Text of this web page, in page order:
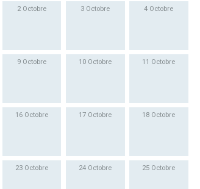
2 Octobre 3 Octobre 4 Octobre
9 Octobre 10 Octobre 11 Octobre
16 Octobre 17 Octobre 18 Octobre
23 Octobre 24 Octobre 25 Octobre